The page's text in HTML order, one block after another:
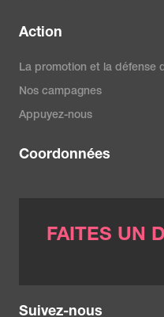
Action
La promotion et la défense
Nos campagnes
Appuyez-nous
Coordonnées
FAITES UN
Suivez-nous